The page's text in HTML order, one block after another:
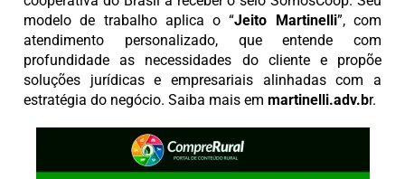
modelo de trabalho aplica o “Jeito Martinelli”, com
atendimento personalizado, que entende com
profundidade as necessidades do cliente e propõe
soluções jurídicas e empresariais alinhadas com a
estratégia do negócio. Saiba mais em martinelli.adv.br.